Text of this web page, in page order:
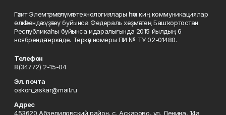
Гәзит Элемтә, мәғлүмәт технологиялары һәм киң коммуникациялар
өлкәһендә күҙәтеү буйынса Федераль хеҙмәттең Башҡортостан
Республикаһы буйынса идаралығында 2015 йылдың 6
ноябрендә теркәлде. Теркәү номеры ПИ № ТУ 02-01480.
Телефон
8(34772) 2-15-04
Эл. почта
oskon_askar@mail.ru
Адрес
453620 Абзелиловский район, с. Аскарово, ул. Ленина, 14а